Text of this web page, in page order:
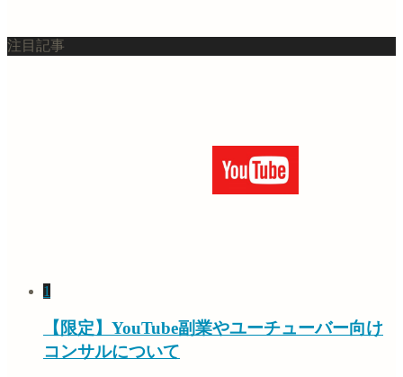
注目記事
1
【限定】YouTube副業やユーチューバー向け
コンサルについて